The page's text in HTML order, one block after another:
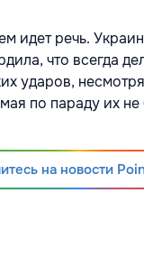
идет речь.
что всегда
ударов,
по параду их
на новости